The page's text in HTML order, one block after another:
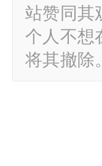
站赞同其
个人不想
将其撤除。